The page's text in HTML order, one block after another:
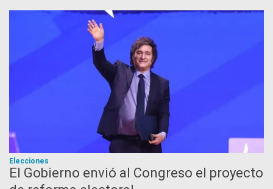
Elecciones
El Gobierno envió al Congreso el proyecto